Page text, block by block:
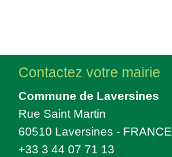
Contactez votre mairie
Commune de Laversines
Rue Saint Martin
60510 Laversines - FRANCE
+33 3 44 07 71 13